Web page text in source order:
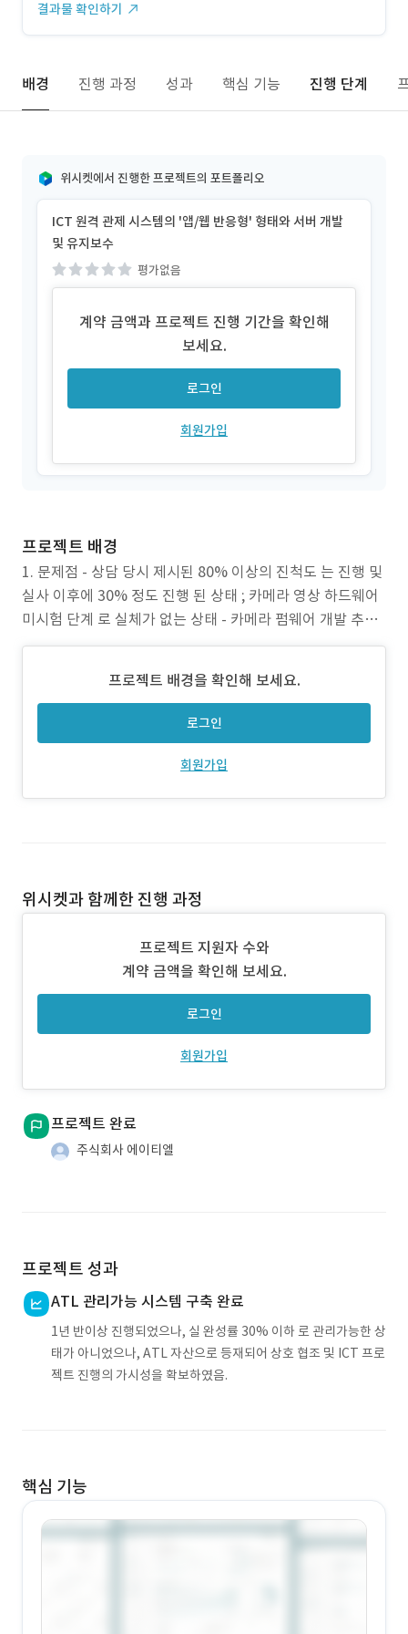
결과물 확인하기
배경 진행 과정 성과 핵심 기능 진행 단계
위시켓에서 진행한 프로젝트의 포트폴리오
ICT 원격 관제 시스템의 '앱/웹 반응형' 형태와 서버 개발
및 유지보수
평가없음
계약 금액과 프로젝트 진행 기간을 확인해
보세요.
로그인
회원가입
프로젝트 배경
1. 문제점 - 상담 당시 제시된 80% 이상의 진척도 는 진행 및
실사 이후에 30% 정도 진행 된 상태 ; 카메라 영상 하드웨어
미시험 단계 로 실체가 없는 상태 - 카메라 펌웨어 개발 추가
의뢰됨 ; 운영 서버 준비되지 않은 상태 로, ATL 환경 최적화
인계된 소스에 데이터베이스 설계되어 있지않고, 데이터베이
프로젝트 배경을 확인해 보세요.
로그인
회원가입
위시켓과 함께한 진행 과정
프로젝트 지원자 수와
계약 금액을 확인해 보세요.
로그인
회원가입
프로젝트 완료
주식회사 에이티엘
프로젝트 성과
ATL 관리가능 시스템 구축 완료
1년 반이상 진행되었으나, 실 완성률 30% 이하 로 관리가능한 상
태가 아니었으나, ATL 자산으로 등재되어 상호 협조 및 ICT 프로
젝트 진행의 가시성을 확보하였음.
핵심 기능